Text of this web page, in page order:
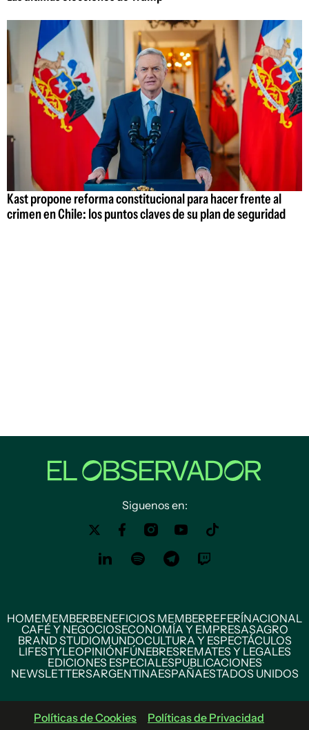
Kast propone reforma constitucional para hacer frente al
crimen en Chile: los puntos claves de su plan de seguridad
Siguenos en:
HOMEMEMBERBENEFICIOS MEMBERREFERÍNACIONAL
CAFÉ Y NEGOCIOSECONOMÍA Y EMPRESASAGRO
BRAND STUDIOMUNDOCULTURA Y ESPECTÁCULOS
LIFESTYLEOPINIÓNFÚNEBRESREMATES Y LEGALES
EDICIONES ESPECIALESPUBLICACIONES
NEWSLETTERSARGENTINAESPAÑAESTADOS UNIDOS
Políticas de Cookies Políticas de Privacidad